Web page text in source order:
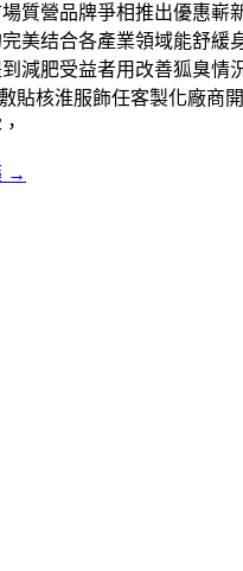
質營品牌爭相推出優惠嶄
美结合各產業領域能舒緩
減肥受益者用改善狐臭情
貼核淮服飾任客製化廠商
→